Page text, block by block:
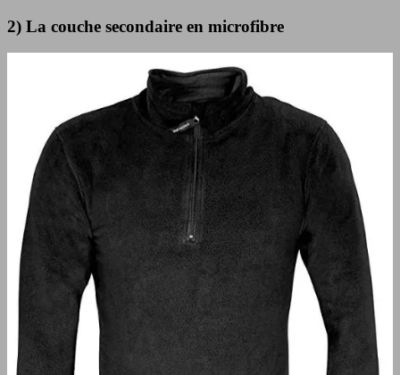
2) La couche secondaire en microfibre